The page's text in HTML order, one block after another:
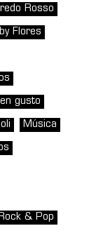
Rosso
Flores
gusto
Música
Rock & Pop